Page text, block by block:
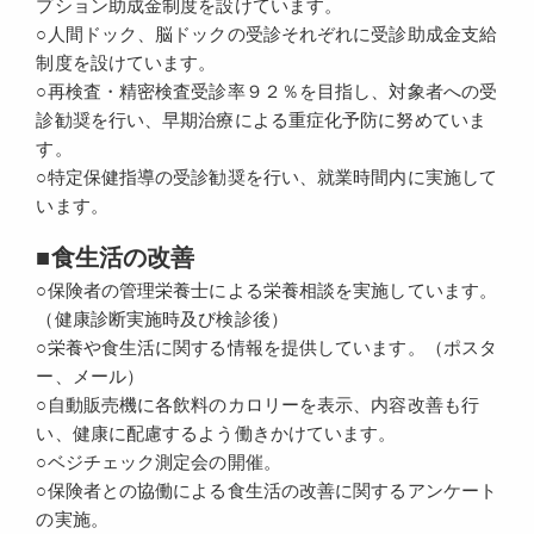
プション助成金制度を設けています。
○人間ドック、脳ドックの受診それぞれに受診助成金支給
制度を設けています。
○再検査・精密検査受診率９２％を目指し、対象者への受
診勧奨を行い、早期治療による重症化予防に努めていま
す。
○特定保健指導の受診勧奨を行い、就業時間内に実施して
います。
■食生活の改善
○保険者の管理栄養士による栄養相談を実施しています。
（健康診断実施時及び検診後）
○栄養や食生活に関する情報を提供しています。（ポスタ
ー、メール）
○自動販売機に各飲料のカロリーを表示、内容改善も行
い、健康に配慮するよう働きかけています。
○ベジチェック測定会の開催。
○保険者との協働による食生活の改善に関するアンケート
の実施。